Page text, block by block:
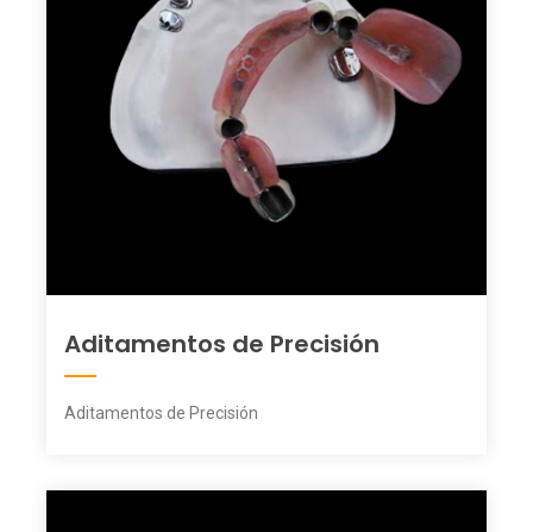
Aditamentos de Precisión
Aditamentos de Precisión